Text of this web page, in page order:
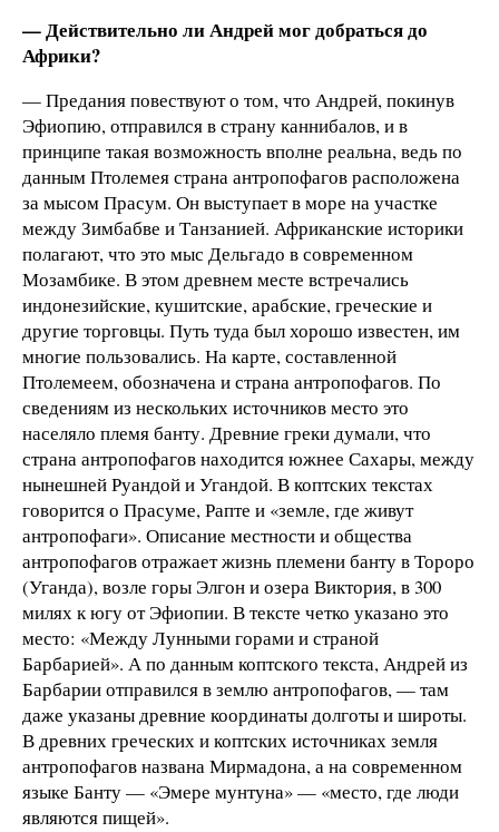
— Действительно ли Андрей мог добраться до
Африки?
— Предания повествуют о том, что Андрей, покинув
Эфиопию, отправился в страну каннибалов, и в
принципе такая возможность вполне реальна, ведь по
данным Птолемея страна антропофагов расположена
за мысом Прасум. Он выступает в море на участке
между Зимбабве и Танзанией. Африканские историки
полагают, что это мыс Дельгадо в современном
Мозамбике. В этом древнем месте встречались
индонезийские, кушитские, арабские, греческие и
другие торговцы. Путь туда был хорошо известен, им
многие пользовались. На карте, составленной
Птолемеем, обозначена и страна антропофагов. По
сведениям из нескольких источников место это
населяло племя банту. Древние греки думали, что
страна антропофагов находится южнее Сахары, между
нынешней Руандой и Угандой. В коптских текстах
говорится о Прасуме, Рапте и «земле, где живут
антропофаги». Описание местности и общества
антропофагов отражает жизнь племени банту в Тороро
(Уганда), возле горы Элгон и озера Виктория, в 300
милях к югу от Эфиопии. В тексте четко указано это
место: «Между Лунными горами и страной
Барбарией». А по данным коптского текста, Андрей из
Барбарии отправился в землю антропофагов, — там
даже указаны древние координаты долготы и широты.
В древних греческих и коптских источниках земля
антропофагов названа Мирмадона, а на современном
языке Банту — «Эмере мунтуна» — «место, где люди
являются пищей».